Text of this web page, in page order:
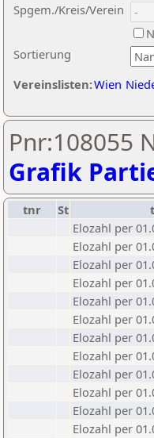
Sortierung
Spgem./Kreis/Verein
Vereinslisten:Wien
Pnr:108055
Grafik
tnr St
Elozahl per
Elozahl per
Elozahl per
Elozahl per
Elozahl per
Elozahl per
Elozahl per
Elozahl per
Elozahl per
Elozahl per
Elozahl per
Elozahl per